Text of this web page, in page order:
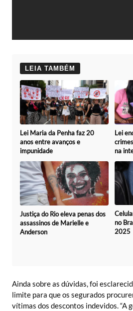
LEIA TAMBÉM
Lei Maria da Penha faz 20
anos entre avanços e
impunidade
Lei
na
Justiça do Rio eleva penas dos
assassinos de Marielle e
Anderson
no
2025
Ainda sobre as dúvidas, foi
limite para que os segurados
vítimas dos descontos indevidos. “A